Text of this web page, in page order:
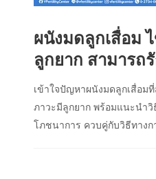
ผนังมดลูกเสื่อม
ลูกยาก สามารถ
เข้าใจปัญหาผนังมดลูกเสื่อม
ภาวะมีลูกยาก พร้อมแนะนำ
โภชนาการ ควบคู่กับวิธีทางก